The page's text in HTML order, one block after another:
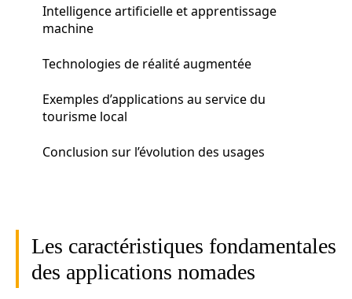
Intelligence artificielle et apprentissage
machine
Technologies de réalité augmentée
Exemples d’applications au service du
tourisme local
Conclusion sur l’évolution des usages
Les caractéristiques fondamentales
des applications nomades